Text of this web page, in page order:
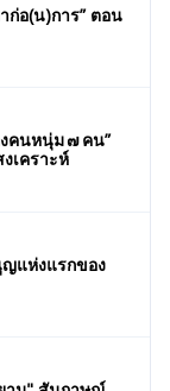
อ(น)การ” ตอน
คนหนุ่ม ๗ คน”
เคราะห์
ญแห่งแรกของ